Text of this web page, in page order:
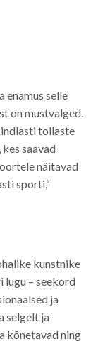
enamus selle
on mustvalged.
tollaste
saavad
näitavad
sporti,“
kunstnike
lugu – seekord
ja
selgelt ja
kõnetavad ning